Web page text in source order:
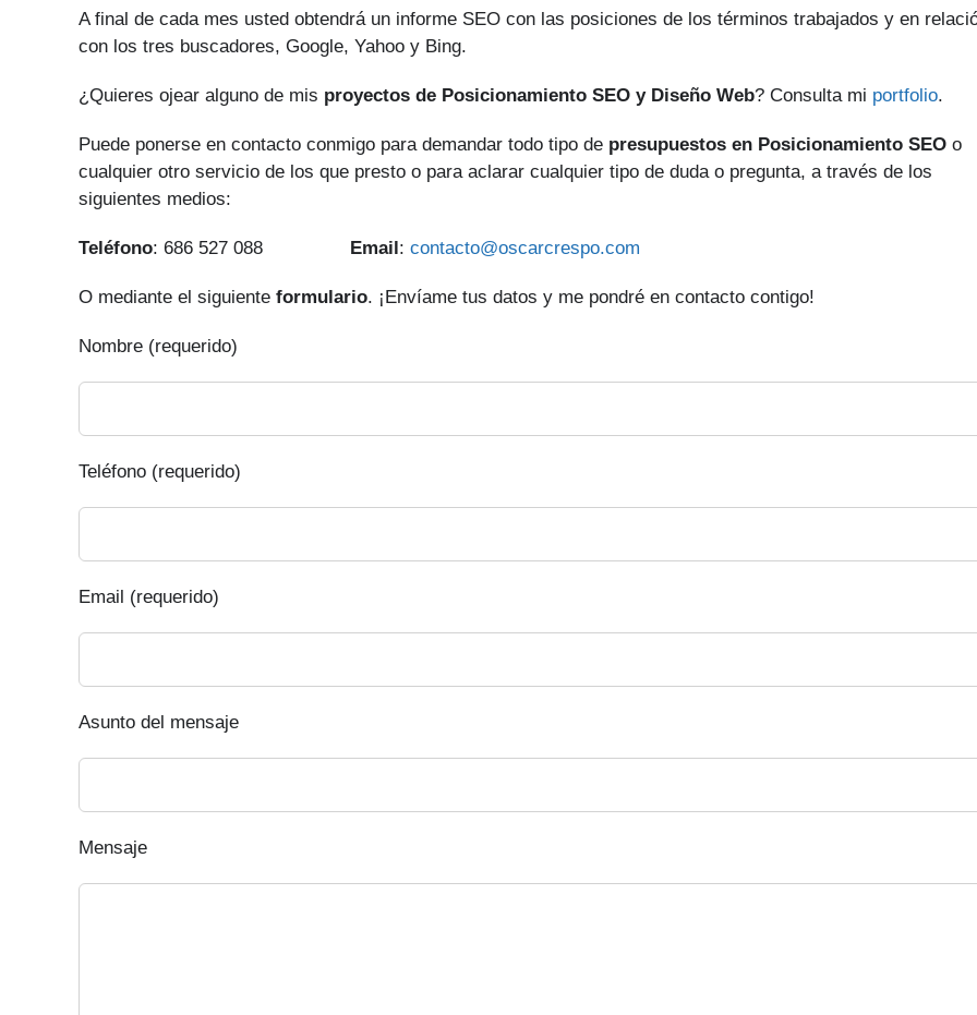
A final de cada mes usted obtendrá un informe SEO con las posiciones de los términos trabajados y en
con los tres buscadores, Google, Yahoo y Bing.
¿Quieres ojear alguno de mis proyectos de Posicionamiento SEO y Diseño Web? Consulta mi portfolio.
Puede ponerse en contacto conmigo para demandar todo tipo de presupuestos en Posicionamiento SEO o
cualquier otro servicio de los que presto o para aclarar cualquier tipo de duda o pregunta, a través de los
siguientes medios:
Teléfono: 686 527 088 Email: contacto@oscarcrespo.com
O mediante el siguiente formulario. ¡Envíame tus datos y me pondré en contacto contigo!
Nombre (requerido)
Teléfono (requerido)
Email (requerido)
Asunto del mensaje
Mensaje